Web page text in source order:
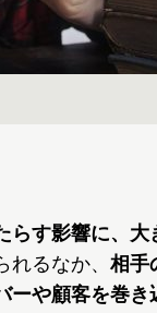
らす影響に、
るなか、 相手
ーや顧客を巻き